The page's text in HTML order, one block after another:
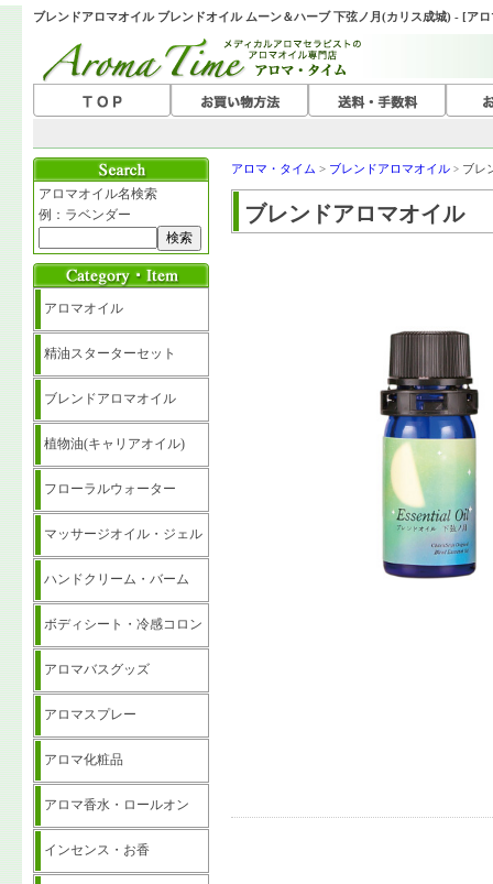
ブレンドアロマオイル ブレンドオイル ムーン＆ハーブ 下弦ノ月(カリス成城) - [ア
アロマオイル名検索
例：ラベンダー
アロマオイル
精油スターターセット
ブレンドアロマオイル
植物油(キャリアオイル)
フローラルウォーター
マッサージオイル・ジェル
ハンドクリーム・バーム
ボディシート・冷感コロン
アロマバスグッズ
アロマスプレー
アロマ化粧品
アロマ香水・ロールオン
インセンス・お香
アロマ・タイム > ブレンドアロマオイル > ブレ
ブレンドアロマオイル